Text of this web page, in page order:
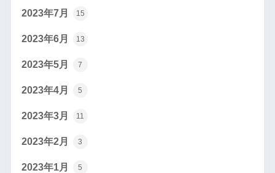
2023年7月 15
2023年6月 13
2023年5月 7
2023年4月 5
2023年3月 11
2023年2月 3
2023年1月 5